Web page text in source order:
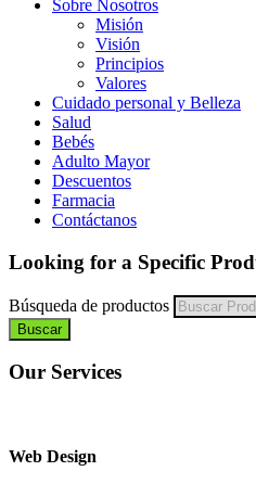
Sobre Nosotros
Misión
Visión
Principios
Valores
Cuidado personal y Belleza
Salud
Bebés
Adulto Mayor
Descuentos
Farmacia
Contáctanos
Looking for a Specific
Búsqueda de productos
Buscar
Our Services
Web Design